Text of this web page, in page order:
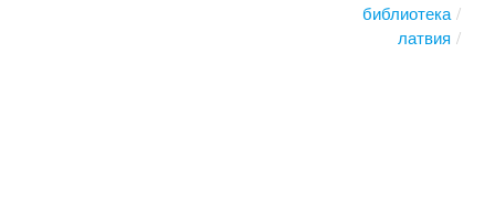
библиотека
латвия